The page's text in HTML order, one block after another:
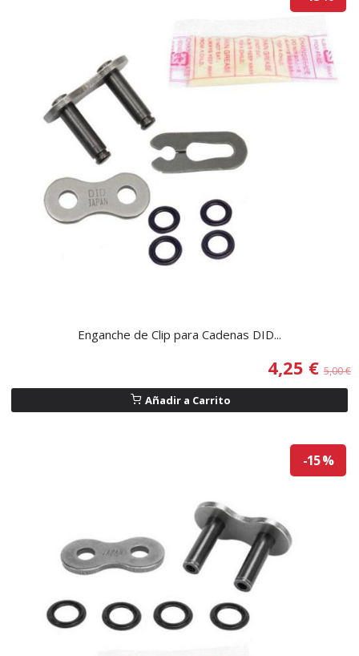
Enganche de Clip para Cadenas DID...
4,25 € 5,00 €
Añadir a Carrito
-15 %